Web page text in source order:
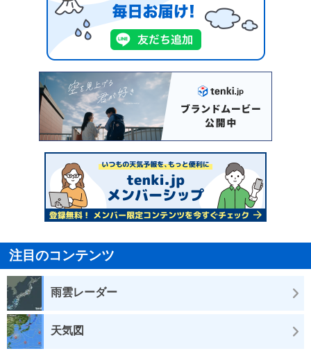
注目のコンテンツ
雨雲レーダー
天気図